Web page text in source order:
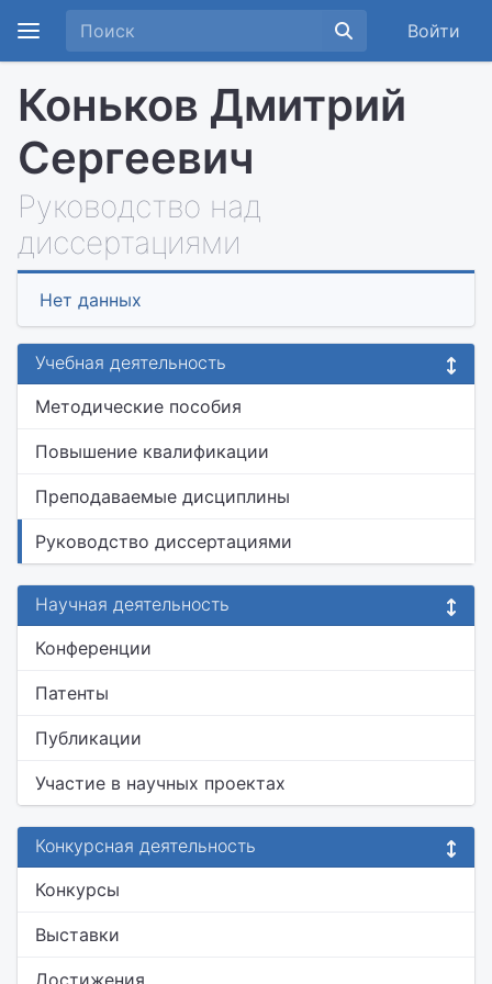
Войти
Коньков Дмитрий
Сергеевич
Руководство над
диссертациями
Нет данных
Учебная деятельность
Методические пособия
Повышение квалификации
Преподаваемые дисциплины
Руководство диссертациями
Научная деятельность
Конференции
Патенты
Публикации
Участие в научных проектах
Конкурсная деятельность
Конкурсы
Выставки
Достижения